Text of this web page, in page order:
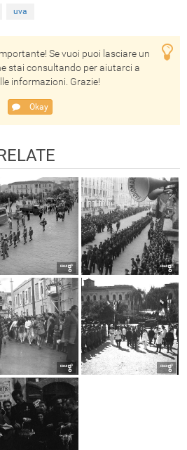
uva
Se vuoi puoi lasciare un
stai consultando per aiutarci a
informazioni. Grazie!
Okay